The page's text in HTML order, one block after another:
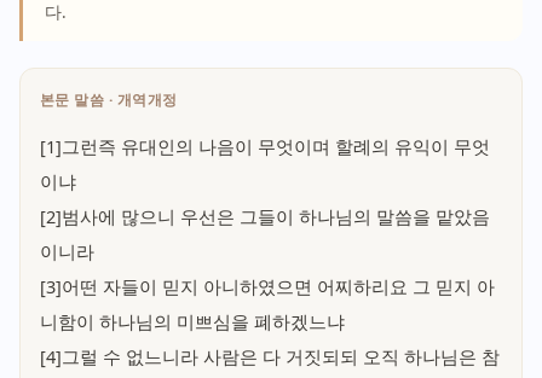
다.
본문 말씀 · 개역개정
[1]그런즉 유대인의 나음이 무엇이며 할례의 유익이 무엇
이냐
[2]범사에 많으니 우선은 그들이 하나님의 말씀을 맡았음
이니라
[3]어떤 자들이 믿지 아니하였으면 어찌하리요 그 믿지 아
니함이 하나님의 미쁘심을 폐하겠느냐
[4]그럴 수 없느니라 사람은 다 거짓되되 오직 하나님은 참